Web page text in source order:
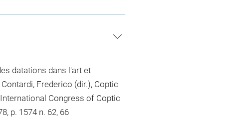
datations dans l'art et
Frederico (dir.), Coptic
Congress of Coptic
p. 1574 n. 62, 66